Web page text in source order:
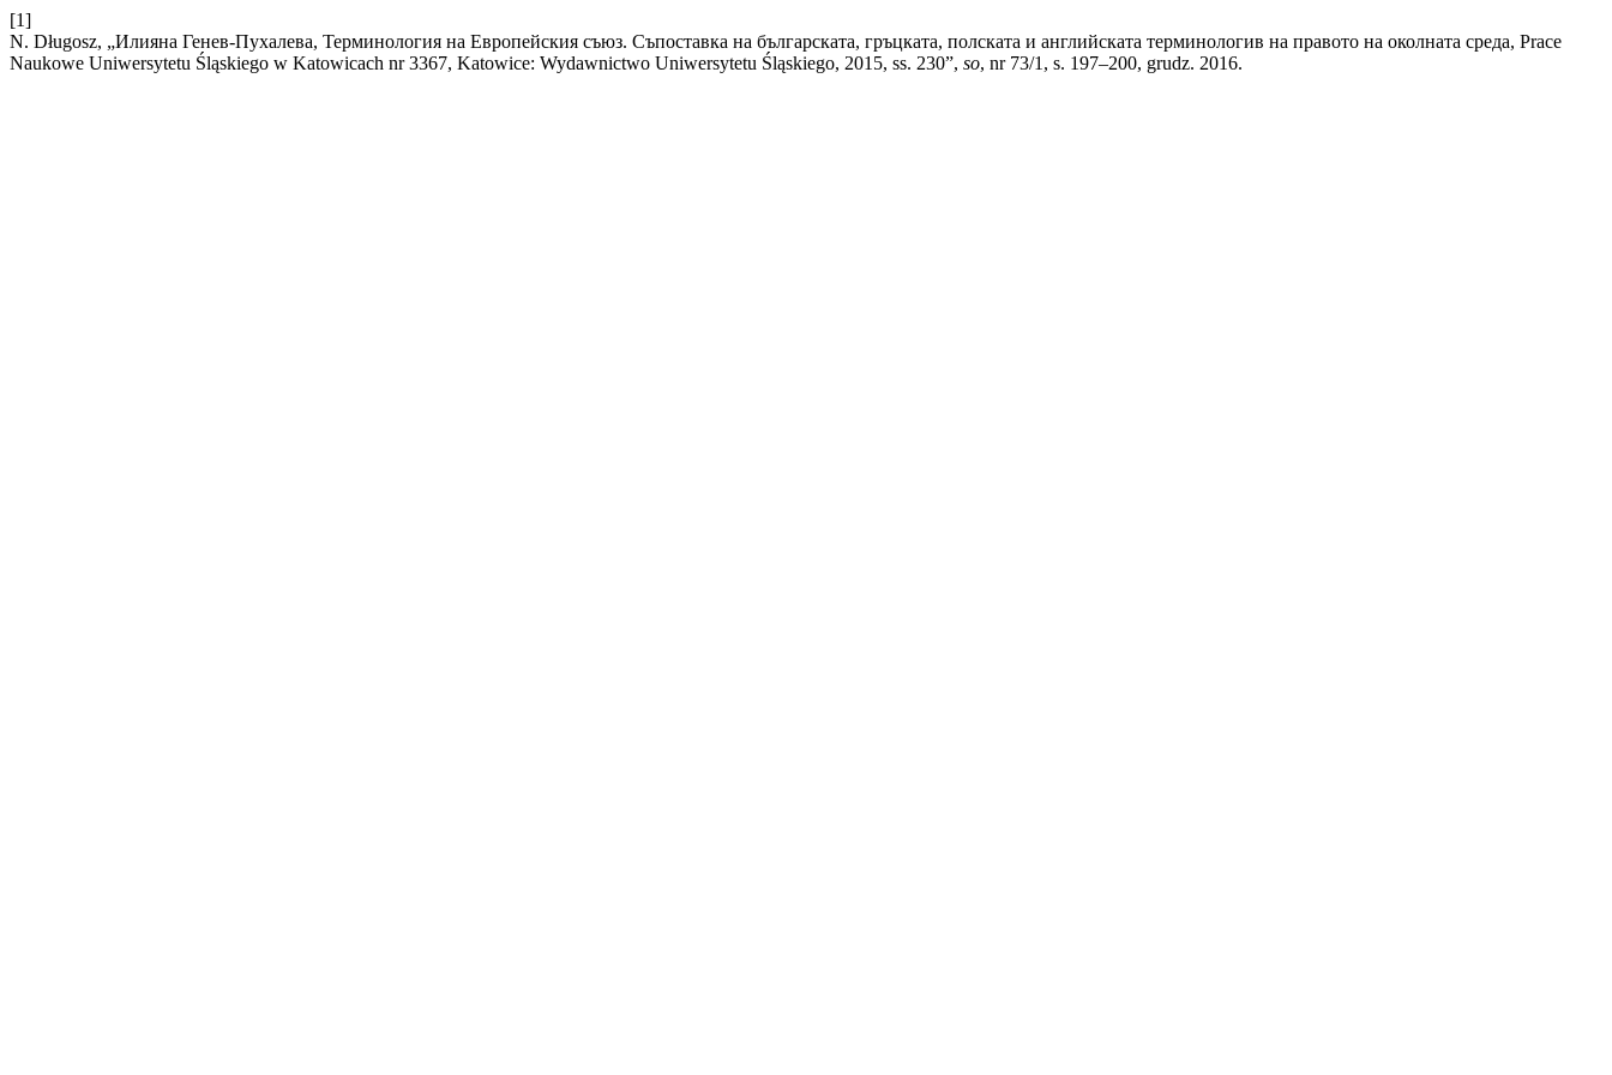
[1]
N. Długosz, „Илияна Генев-Пухалева, Терминология на Европейския съюз. Съпоставка на българската, гръцката, полската и английската терминологив на правото на околната среда, Prace
Naukowe Uniwersytetu Śląskiego w Katowicach nr 3367, Katowice: Wydawnictwo Uniwersytetu Śląskiego, 2015, ss. 230”, so, nr 73/1, s. 197–200, grudz. 2016.